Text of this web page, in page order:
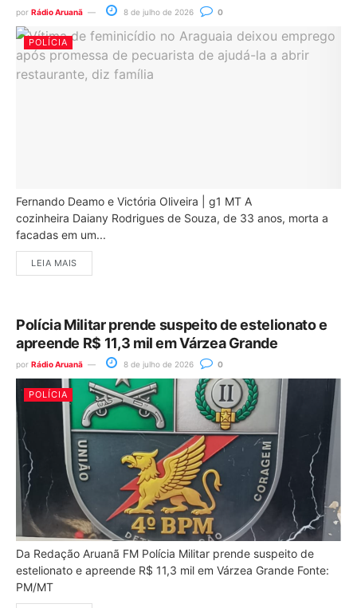
por Rádio Aruanã 8 de julho de 2026 0
POLÍCIA
Fernando Deamo e Victória Oliveira | g1 MT A
cozinheira Daiany Rodrigues de Souza, de 33 anos, morta a
facadas em um...
LEIA MAIS
Polícia Militar prende suspeito de estelionato e
apreende R$ 11,3 mil em Várzea Grande
por Rádio Aruanã 8 de julho de 2026 0
POLÍCIA
Da Redação Aruanã FM Polícia Militar prende suspeito de
estelionato e apreende R$ 11,3 mil em Várzea Grande Fonte:
PM/MT